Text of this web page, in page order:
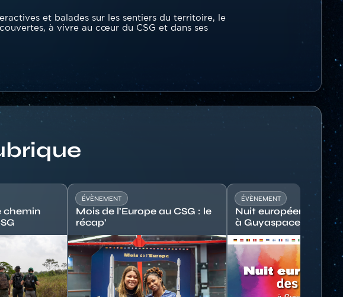
et balades sur les sentiers du territoire, le
à vivre au cœur du CSG et dans ses
chemin
ÉVÈNEMENT
Mois de l’Europe au CSG : le
récap’
Image
ÉVÈNEMENT
Nuit européenne des
à Guyaspace
Image